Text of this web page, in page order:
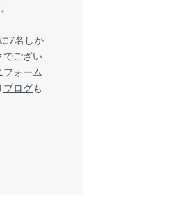
7名しか
ござい
ォーム
ブログも